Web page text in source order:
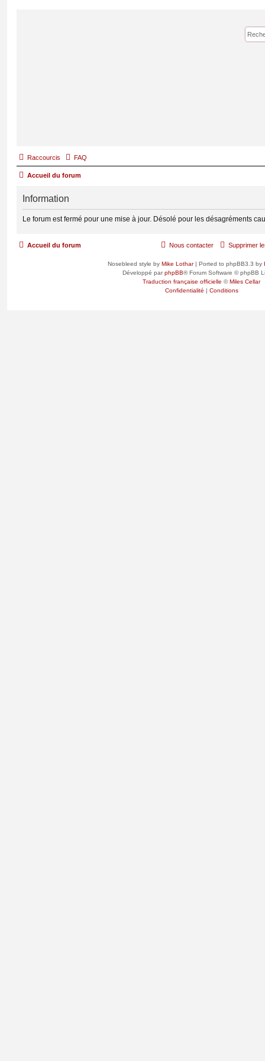
Raccourcis FAQ
Accueil du forum
Information
Le forum est fermé pour une mise à jour. Désolé pour les désagréments
Accueil du forum Supprimer
Nous contacter
Nosebleed style by Mike Lothar| Ported to phpBB3.3 by
Développé parphpBB® Forum Software © phpBB
Traduction française officielle ©Miles Cellar
Confidentialité | Conditions